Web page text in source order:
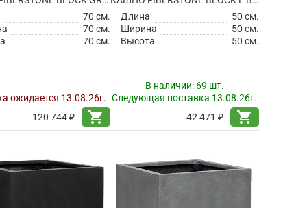
70 см.
70 см.
70 см.
ожидается 13.08.26г.
120 744 ₽
shopping_cart
Длина
50 см.
Ширина
50 см.
Высота
50 см.
В наличии: 69 шт.
Следующая поставка 13.08.26г.
42 471 ₽
shopping_cart